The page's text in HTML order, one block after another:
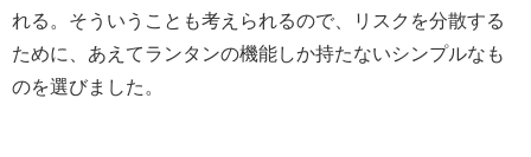
れる。そういうことも考えられるので、リスクを分散する
ために、あえてランタンの機能しか持たないシンプルなも
のを選びました。